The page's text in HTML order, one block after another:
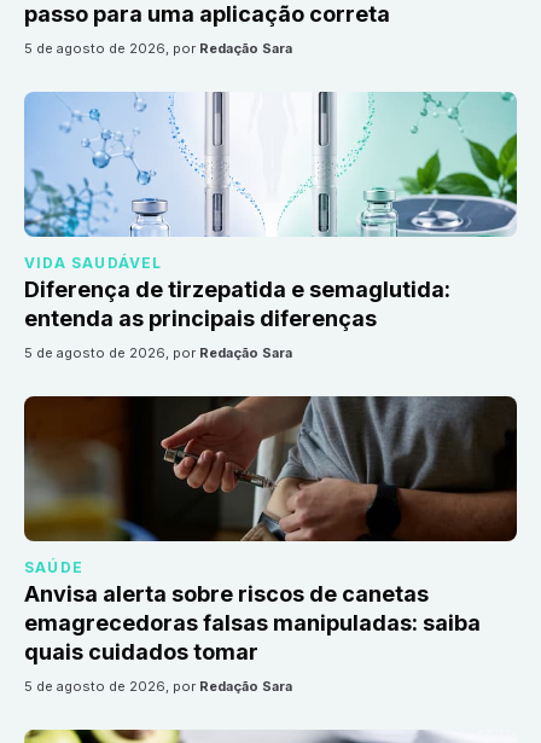
passo para uma aplicação correta
5 de agosto de 2026, por Redação Sara
VIDA SAUDÁVEL
Diferença de tirzepatida e semaglutida:
entenda as principais diferenças
5 de agosto de 2026, por Redação Sara
SAÚDE
Anvisa alerta sobre riscos de canetas
emagrecedoras falsas manipuladas: saiba
quais cuidados tomar
5 de agosto de 2026, por Redação Sara